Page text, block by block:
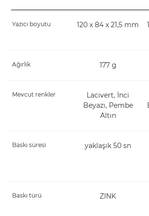
Yazıcı boyutu 120 x 84 x 21,5 mm
Ağırlık 177 g
Mevcut renkler
Lacivert, İnci
Beyazı, Pembe
Altın
Baskı süresi yaklaşık 50 sn
Baskı türü ZINK